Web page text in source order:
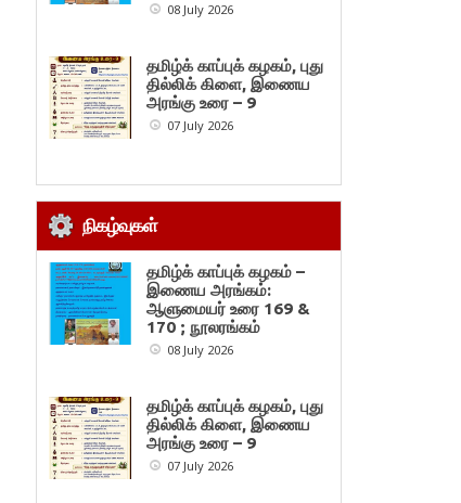
08 July 2026
தமிழ்க் காப்புக் கழகம், புது
தில்லிக் கிளை, இணைய
அரங்கு உரை – 9
07 July 2026
நிகழ்வுகள்
தமிழ்க் காப்புக் கழகம் –
இணைய அரங்கம்:
ஆளுமையர் உரை 169 &
170 ; நூலரங்கம்
08 July 2026
தமிழ்க் காப்புக் கழகம், புது
தில்லிக் கிளை, இணைய
அரங்கு உரை – 9
07 July 2026